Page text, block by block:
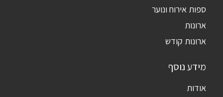
ספות אירוח ונוער
ארונות
ארונות קודש
מידע נוסף
אודות